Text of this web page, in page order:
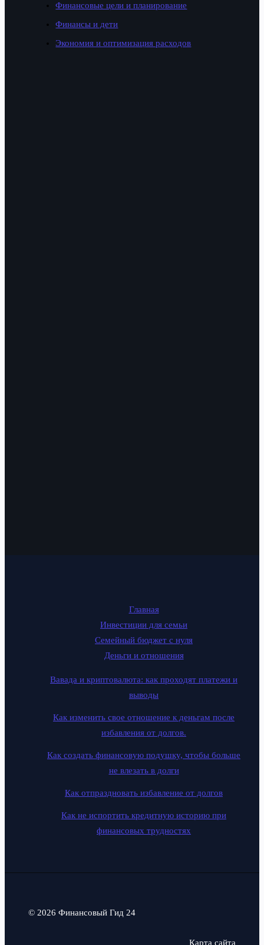
Финансовые цели и планирование
Финансы и дети
Экономия и оптимизация расходов
Главная
Инвестиции для семьи
Семейный бюджет с нуля
Деньги и отношения
Вавада и криптовалюта: как проходят платежи и
выводы
Как изменить свое отношение к деньгам после
избавления от долгов.
Как создать финансовую подушку, чтобы больше
не влезать в долги
Как отпраздновать избавление от долгов
Как не испортить кредитную историю при
финансовых трудностях
© 2026 Финансовый Гид 24
Карта сайта